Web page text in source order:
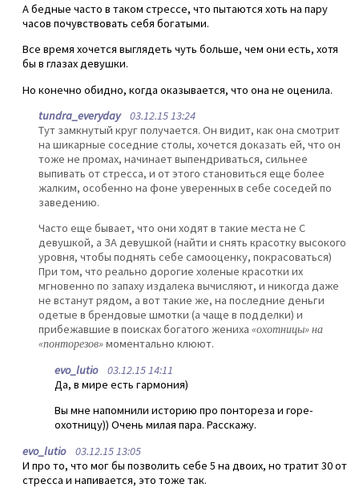
А бедные часто в таком стрессе, что пытаются хоть на пару
часов почувствовать себя богатыми.
Все время хочется выглядеть чуть больше, чем они есть, хотя
бы в глазах девушки.
Но конечно обидно, когда оказывается, что она не оценила.
tundra_everyday03.12.15 13:24
Тут замкнутый круг получается. Он видит, как она смотрит
на шикарные соседние столы, хочется доказать ей, что он
тоже не промах, начинает выпендриваться, сильнее
выпивать от стресса, и от этого становиться еще более
жалким, особенно на фоне уверенных в себе соседей по
заведению.
Часто еще бывает, что они ходят в такие места не С
девушкой, а ЗА девушкой (найти и снять красотку высокого
уровня, чтобы поднять себе самооценку, покрасоваться)
При том, что реально дорогие холеные красотки их
мгновенно по запаху издалека вычисляют, и никогда даже
не встанут рядом, а вот такие же, на последние деньги
одетые в брендовые шмотки (а чаще в подделки) и
прибежавшие в поисках богатого жениха «охотницы» на
«понторезов»моментально клюют.
evo_lutio03.12.15 14:11
Да, в мире есть гармония)
Вы мне напомнили историю про понтореза и горе-
охотницу)) Очень милая пара. Расскажу.
evo_lutio03.12.15 13:05
И про то, что мог бы позволить себе 5 на двоих, но тратит 30 от
стресса и напивается, это тоже так.